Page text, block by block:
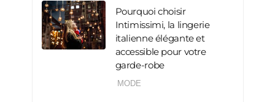
Pourquoi choisir
Intimissimi, la lingerie
italienne élégante et
accessible pour votre
garde-robe
MODE